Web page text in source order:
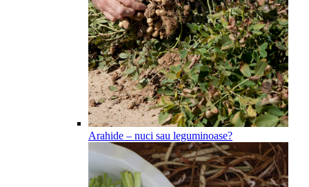
Arahide – nuci sau leguminoase?